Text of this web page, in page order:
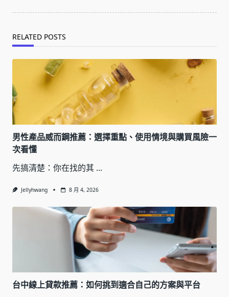
RELATED POSTS
男性產品威而鋼推薦：選擇重點、使用情境與購買風險一
次看懂
先搞清楚：你在找的其 ...
Jellyhwang 8 月 4, 2026
台中線上貸款推薦：如何挑到適合自己的方案與平台